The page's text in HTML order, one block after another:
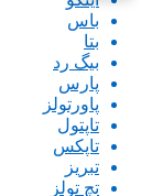
باس
بتا
بیگ رد
پارس
پاورتولز
تاپتول
تاپکس
تبریز
تچ تولز